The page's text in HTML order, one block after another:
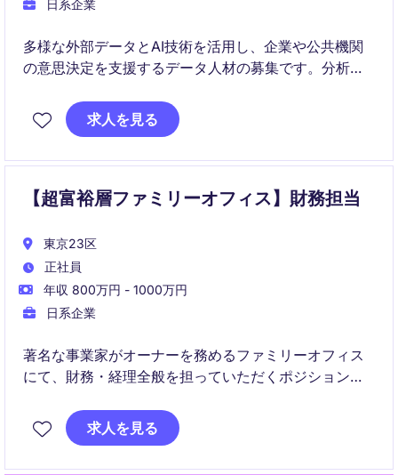
日系企業
多様な外部データとAI技術を活用し、企業や公共機関
の意思決定を支援するデータ人材の募集です。分析に
には導入支援までを一気通貫で担う点が特徴です。
開発に携わることができます。
求人を見る
【超富裕層ファミリーオフィス】財務担当
東京23区
正社員
年収 800万円 - 1000万円
日系企業
著名な事業家がオーナーを務めるファミリーオフィス
にて、財務・経理全般を担っていただくポジションで
金融資産・不動産・PE/VC投資など多様な資産管理に
求人を見る